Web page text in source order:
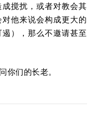
搅扰，或者对教会其
他来说会构成更大的
），那么不邀请甚至
你们的长老。